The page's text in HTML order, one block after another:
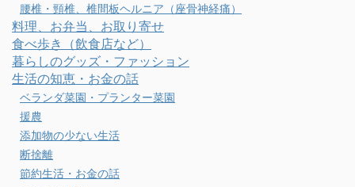
腰椎・頸椎、椎間板ヘルニア（座骨神経痛）
料理、お弁当、お取り寄せ
食べ歩き（飲食店など）
暮らしのグッズ・ファッション
生活の知恵・お金の話
ベランダ菜園・プランター菜園
援農
添加物の少ない生活
断捨離
節約生活・お金の話